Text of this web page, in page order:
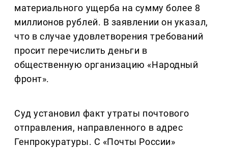
материального ущерба на сумму более 8
миллионов рублей. В заявлении он указал,
что в случае удовлетворения требований
просит перечислить деньги в
общественную организацию «Народный
фронт».
Суд установил факт утраты почтового
отправления, направленного в адрес
Генпрокуратуры. С «Почты России»